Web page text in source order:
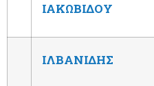
ΙΑΚΩΒΙΔΟΥ
ΙΛΒΑΝΙΔΗΣ